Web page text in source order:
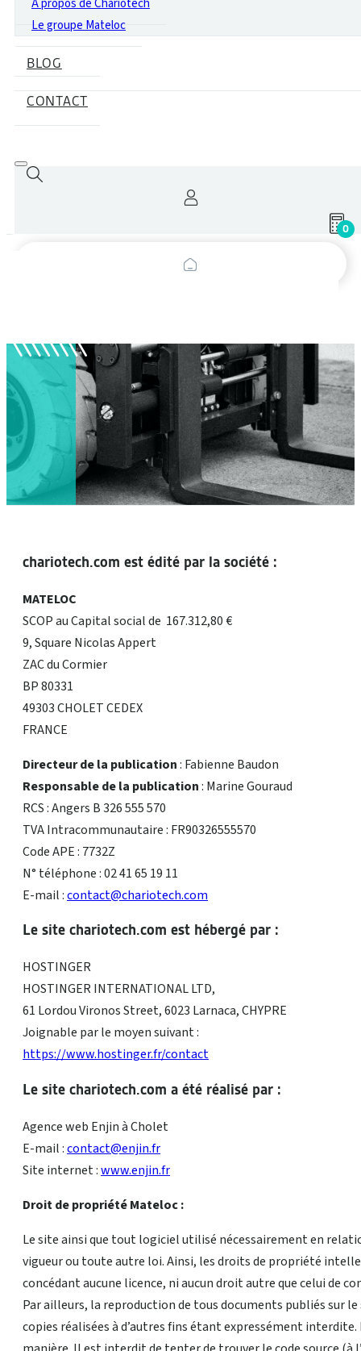
À propos de Chariotech
Le groupe Mateloc
BLOG
CONTACT
0
chariotech.com est édité par la société :
MATELOC
SCOP au Capital social de 167.312,80 €
9, Square Nicolas Appert
ZAC du Cormier
BP 80331
49303 CHOLET CEDEX
FRANCE
Directeur de la publication: Fabienne Baudon
Responsable de la publication: Marine Gouraud
RCS : Angers B 326 555 570
TVA Intracommunautaire : FR90326555570
Code APE : 7732Z
N° téléphone : 02 41 65 19 11
E-mail :contact@chariotech.com
Le site chariotech.com est hébergé par :
HOSTINGER
HOSTINGER INTERNATIONAL LTD,
61 Lordou Vironos Street, 6023 Larnaca, CHYPRE
Joignable par le moyen suivant :
https://www.hostinger.fr/contact
Le site chariotech.com a été réalisé par :
Agence web Enjin à Cholet
E-mail :contact@enjin.fr
Site internet :www.enjin.fr
Droit de propriété Mateloc :
Le site ainsi que tout logiciel utilisé nécessairement en
vigueur ou toute autre loi. Ainsi, les droits de propriété
concédant aucune licence, ni aucun droit autre que celui de
Par ailleurs, la reproduction de tous documents publiés sur
copies réalisées à d’autres fins étant expressément